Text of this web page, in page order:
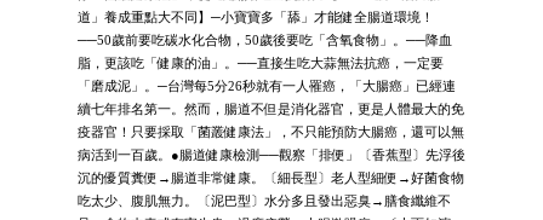
道」養成重點大不同】─小寶寶多「舔」才能健全腸道環境！
──50歲前要吃碳水化合物，50歲後要吃「含氧食物」。──降血
脂，更該吃「健康的油」。──直接生吃大蒜無法抗癌，一定要
「磨成泥」。─台灣每5分26秒就有一人罹癌，「大腸癌」已經連
續七年排名第一。然而，腸道不但是消化器官，更是人體最大的免
疫器官！只要採取「菌叢健康法」，不只能預防大腸癌，還可以無
病活到一百歲。●腸道健康檢測──觀察「排便」〔香蕉型〕先浮後
沉的優質糞便→腸道非常健康。〔細長型〕老人型細便→好菌食物
吃太少、腹肌無力。〔泥巴型〕水分多且發出惡臭→膳食纖維不